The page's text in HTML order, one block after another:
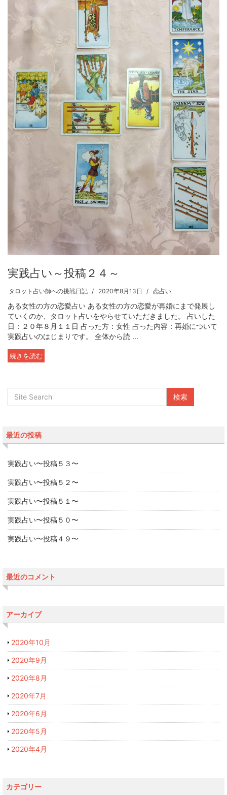
実践占い～投稿２４～
タロット占い師への挑戦日記 2020年8月13日 恋占い
ある女性の方の恋愛占い ある女性の方の恋愛が再婚にまで発展し
ていくのか、タロット占いをやらせていただきました。 占いした
日：２０年８月１１日 占った方：女性 占った内容：再婚について
実践占いのはじまりです。 全体から読 ...
続きを読む
最近の投稿
実践占い〜投稿５３〜
実践占い〜投稿５２〜
実践占い〜投稿５１〜
実践占い〜投稿５０〜
実践占い〜投稿４９〜
最近のコメント
アーカイブ
2020年10月
2020年9月
2020年8月
2020年7月
2020年6月
2020年5月
2020年4月
カテゴリー